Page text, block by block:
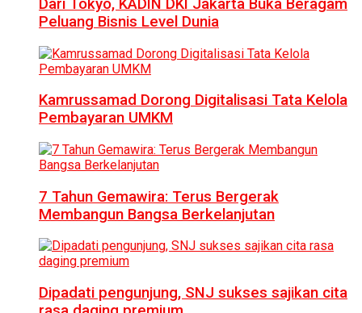
Dari Tokyo, KADIN DKI Jakarta Buka Beragam
Peluang Bisnis Level Dunia
Kamrussamad Dorong Digitalisasi Tata Kelola
Pembayaran UMKM
7 Tahun Gemawira: Terus Bergerak
Membangun Bangsa Berkelanjutan
Dipadati pengunjung, SNJ sukses sajikan cita